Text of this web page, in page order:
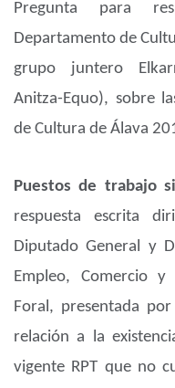
Pregunta para
Departamento de
grupo juntero
Anitza-Equo), sobre
de Cultura de Álava
Puestos de trabajo
respuesta escrita
Diputado General y
Empleo, Comercio
Foral, presentada
relación a la
vigente RPT que no